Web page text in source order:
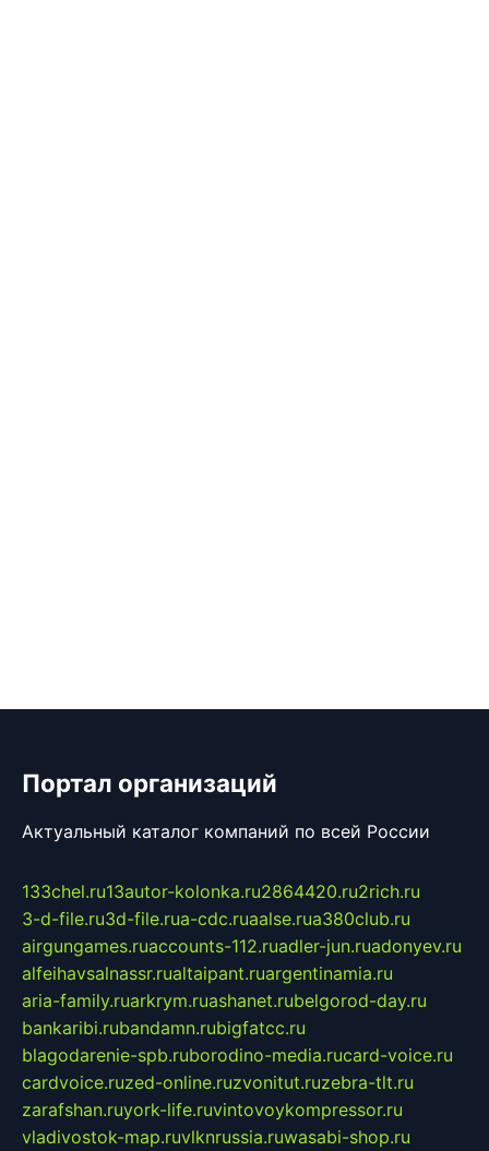
Портал организаций
Актуальный каталог компаний по всей России
133chel.ru13autor-kolonka.ru2864420.ru2rich.ru
3-d-file.ru3d-file.rua-cdc.ruaalse.rua380club.ru
airgungames.ruaccounts-112.ruadler-jun.ruadonyev.ru
alfeihavsalnassr.rualtaipant.ruargentinamia.ru
aria-family.ruarkrym.ruashanet.rubelgorod-day.ru
bankaribi.rubandamn.rubigfatcc.ru
blagodarenie-spb.ruborodino-media.rucard-voice.ru
cardvoice.ruzed-online.ruzvonitut.ruzebra-tlt.ru
zarafshan.ruyork-life.ruvintovoykompressor.ru
vladivostok-map.ruvlknrussia.ruwasabi-shop.ru